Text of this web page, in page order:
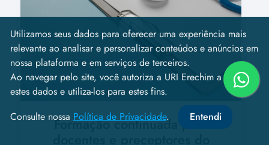
Formação continuada para
Utilizamos seus dados para oferecer uma experiência mais
relevante ao analisar e personalizar conteúdos e anúncios em
nossa plataforma e em serviços de terceiros.
Ao navegar pelo site, você autoriza a URI Erechim a coletar
estes dados e utiliza-los para estes fins.
Consulte nossa Política de Privacidade. Entendi